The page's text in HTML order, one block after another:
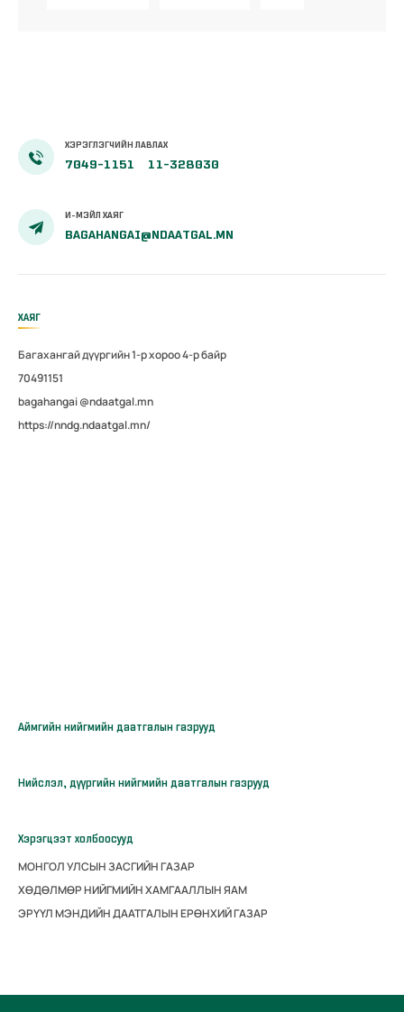
ХЭРЭГЛЭГЧИЙН ЛАВЛАХ
7049-1151 11-328030
И-МЭЙЛ ХАЯГ
BAGAHANGAI@NDAATGAL.MN
ХАЯГ
Багахангай дүүргийн 1-р хороо 4-р байр
70491151
bagahangai @ndaatgal.mn
https://nndg.ndaatgal.mn/
Аймгийн нийгмийн даатгалын газрууд
Нийслэл, дүүргийн нийгмийн даатгалын газрууд
Хэрэгцээт холбоосууд
МОНГОЛ УЛСЫН ЗАСГИЙН ГАЗАР
ХӨДӨЛМӨР НИЙГМИЙН ХАМГААЛЛЫН ЯАМ
ЭРҮҮЛ МЭНДИЙН ДААТГАЛЫН ЕРӨНХИЙ ГАЗАР